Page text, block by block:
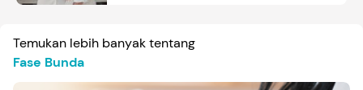
Temukan lebih banyak tentang
Fase Bunda